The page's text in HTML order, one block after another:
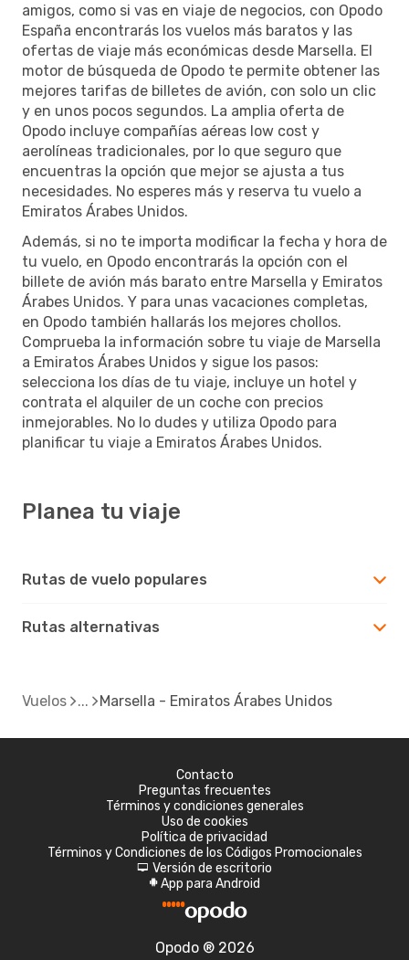
amigos, como si vas en viaje de negocios, con Opodo
España encontrarás los vuelos más baratos y las
ofertas de viaje más económicas desde Marsella. El
motor de búsqueda de Opodo te permite obtener las
mejores tarifas de billetes de avión, con solo un clic
y en unos pocos segundos. La amplia oferta de
Opodo incluye compañías aéreas low cost y
aerolíneas tradicionales, por lo que seguro que
encuentras la opción que mejor se ajusta a tus
necesidades. No esperes más y reserva tu vuelo a
Emiratos Árabes Unidos.
Además, si no te importa modificar la fecha y hora de
tu vuelo, en Opodo encontrarás la opción con el
billete de avión más barato entre Marsella y Emiratos
Árabes Unidos. Y para unas vacaciones completas,
en Opodo también hallarás los mejores chollos.
Comprueba la información sobre tu viaje de Marsella
a Emiratos Árabes Unidos y sigue los pasos:
selecciona los días de tu viaje, incluye un hotel y
contrata el alquiler de un coche con precios
inmejorables. No lo dudes y utiliza Opodo para
planificar tu viaje a Emiratos Árabes Unidos.
Planea tu viaje
Rutas de vuelo populares
Rutas alternativas
Vuelos Marsella - Emiratos Árabes Unidos
Contacto
Preguntas frecuentes
Términos y condiciones generales
Uso de cookies
Política de privacidad
Términos y Condiciones de los Códigos Promocionales
d Versión de escritorio
A App para Android
Opodo ® 2026